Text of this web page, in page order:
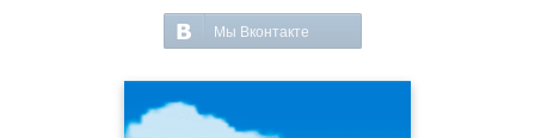
Мы Вконтакте